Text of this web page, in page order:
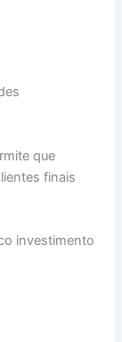
que
finais
investimento